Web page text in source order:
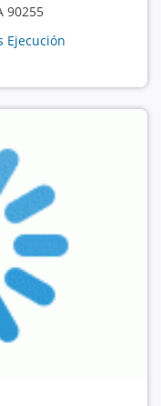
90255
Ejecución